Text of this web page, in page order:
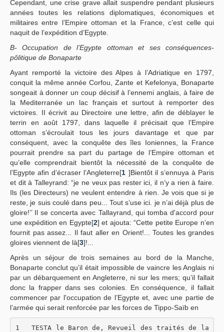
Cependant, une crise grave allait suspendre pendant plusieurs
années toutes les relations diplomatiques, économiques et
militaires entre l’Empire ottoman et la France, c’est celle qui
naquit de l’expédition d’Egypte.
B- Occupation de l’Egypte ottoman et ses conséquences-
pôlitique de Bonaparte
Ayant remporté la victoire des Alpes à l’Adriatique en 1797,
conquit la même année Corfou, Zante et Kefelonya, Bonaparte
songeait à donner un coup décisif à l’ennemi anglais, à faire de
la Mediterranée un lac français et surtout à remporter des
victoires. II écrivit au Directoire une lettre, afin de déblayer le
terrin en août 1797, dans laquelle il précisait que l’Empire
ottoman s’écroulait tous les jours davantage et que par
conséquent, avec la conquête des îles Ioniennes, la France
pourrait prendre sa part du partage de l’Empire ottoman et
qu’elle comprendrait bientôt la nécessité de la conquête de
l’Egypte afin d’écraser l’Angleterre[1 ]Bientôt il s’ennuya à Paris
et dit à Talleyrand: “je ne veux pas rester ici, il n’y a rien à faire.
Ils (les Directeurs) ne veulent entendre à rien. Je vois que si je
reste, je suis coulé dans peu... Tout s’use ici. je n’ai déjà plus de
gloire!’’ Il se concerta avec Tallayrand, qui tomba d'accord pour
une expédition en Egypte[2] et ajouta: “Cette petite Europe n’en
fournit pas assez... Il faut aller en Orient!... Toutes les grandes
gloires viennent de là[3]!...
Après un séjour de trois semaines au bord de la Manche,
Bonaparte conclut qu’il était impossible de vaincre les Anglais ni
par un débarquement en Angleterre, ni sur les mers; qu’il fallait
donc la frapper dans ses colonies. En conséquence, il fallait
commencer par l'occupation de l’Egypte et, avec une partie de
l’armée qui serait renforcée par les forces de Tippo-Saïb en
1   TESTA le Baron de, Revueil des traités de la